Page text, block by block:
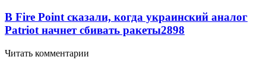
В Fire Point сказали, когда украинский аналог
Patriot начнет сбивать ракеты2898
Читать комментарии